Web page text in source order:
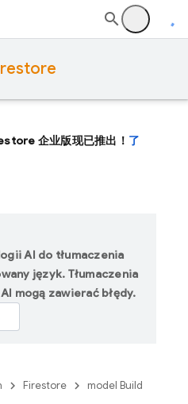
企业版现已推出！ 了
AI do tłumaczenia
język. Tłumaczenia
mogą zawierać błędy.
Firestore model Build